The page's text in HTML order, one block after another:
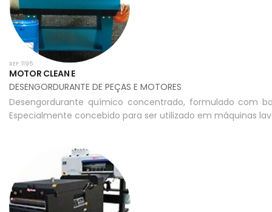
REF: 1195
MOTOR CLEAN E
DESENGORDURANTE DE PEÇAS E MOTORES
Desengordurante químico concentrado, formulado com
Especialmente concebido para ser utilizado em máquinas